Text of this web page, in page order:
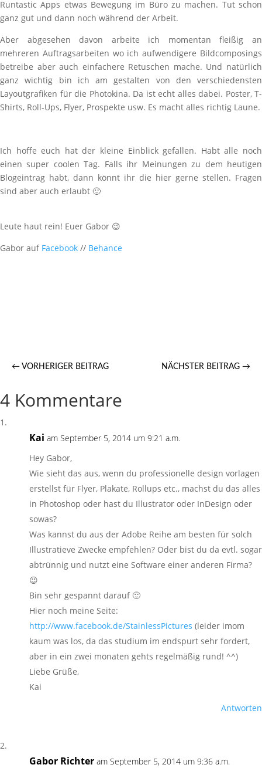
Runtastic Apps etwas Bewegung im Büro zu machen. Tut schon
ganz gut und dann noch während der Arbeit.
Aber abgesehen davon arbeite ich momentan fleißig an
mehreren Auftragsarbeiten wo ich aufwendigere Bildcomposings
betreibe aber auch einfachere Retuschen mache. Und natürlich
ganz wichtig bin ich am gestalten von den verschiedensten
Layoutgrafiken für die Photokina. Da ist echt alles dabei. Poster, T-
Shirts, Roll-Ups, Flyer, Prospekte usw. Es macht alles richtig Laune.
Ich hoffe euch hat der kleine Einblick gefallen. Habt alle noch
einen super coolen Tag. Falls ihr Meinungen zu dem heutigen
Blogeintrag habt, dann könnt ihr die hier gerne stellen. Fragen
sind aber auch erlaubt 🙂
Leute haut rein! Euer Gabor 😉
Gabor auf Facebook // Behance
← VORHERIGER BEITRAG NÄCHSTER BEITRAG →
4 Kommentare
Kai am September 5, 2014 um 9:21 a.m.
Hey Gabor,
Wie sieht das aus, wenn du professionelle design vorlagen
erstellst für Flyer, Plakate, Rollups etc., machst du das alles
in Photoshop oder hast du Illustrator oder InDesign oder
sowas?
Was kannst du aus der Adobe Reihe am besten für solch
Illustratieve Zwecke empfehlen? Oder bist du da evtl. sogar
abtrünnig und nutzt eine Software einer anderen Firma?
😉
Bin sehr gespannt darauf 🙂
Hier noch meine Seite:
http://www.facebook.de/StainlessPictures (leider imom
kaum was los, da das studium im endspurt sehr fordert,
aber in ein zwei monaten gehts regelmäßig rund! ^^)
Liebe Grüße,
Kai
Antworten
Gabor Richter am September 5, 2014 um 9:36 a.m.